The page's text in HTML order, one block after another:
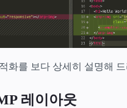
화를 보다 상세히 설명해
레이아웃